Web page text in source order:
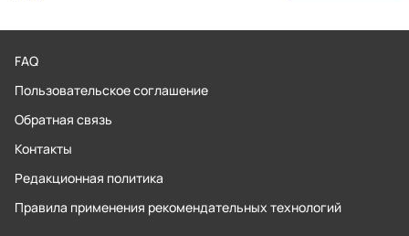
FAQ
Пользовательское соглашение
Обратная связь
Контакты
Редакционная политика
Правила применения рекомендательных технологий